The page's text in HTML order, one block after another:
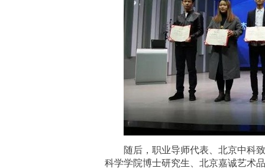
随后，职业导师代表、北京中科
科学学院博士研究生、北京嘉诚艺术